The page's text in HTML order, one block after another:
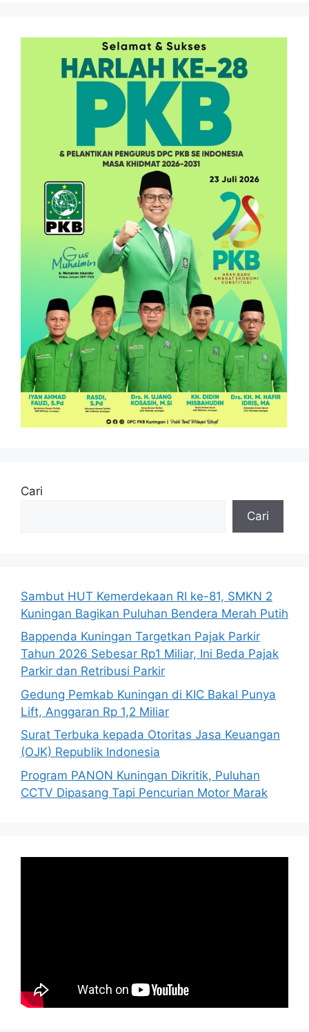
Cari
Cari
Sambut HUT Kemerdekaan RI ke-81, SMKN 2
Kuningan Bagikan Puluhan Bendera Merah Putih
Bappenda Kuningan Targetkan Pajak Parkir
Tahun 2026 Sebesar Rp1 Miliar, Ini Beda Pajak
Parkir dan Retribusi Parkir
Gedung Pemkab Kuningan di KIC Bakal Punya
Lift, Anggaran Rp 1,2 Miliar
Surat Terbuka kepada Otoritas Jasa Keuangan
(OJK) Republik Indonesia
Program PANON Kuningan Dikritik, Puluhan
CCTV Dipasang Tapi Pencurian Motor Marak